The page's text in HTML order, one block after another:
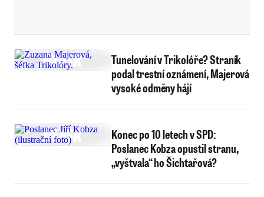
Tunelování v Trikolóře? Straník
podal trestní oznámení, Majerová
vysoké odměny hájí
Konec po 10 letech v SPD:
Poslanec Kobza opustil stranu,
„vyštvala“ ho Šichtařová?